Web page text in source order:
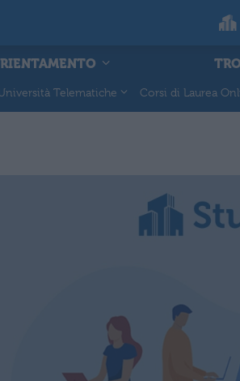
Telematiche Corsi di Laurea